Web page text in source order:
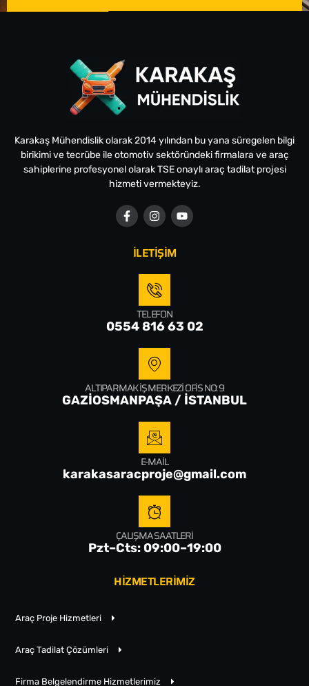
Karakaş Mühendislik olarak 2014 yılından bu yana süregelen bilgi
birikimi ve tecrübe ile otomotiv sektöründeki firmalara ve araç
sahiplerine profesyonel olarak TSE onaylı araç tadilat projesi
hizmeti vermekteyiz.
İLETİŞİM
TELEFON
0554 816 63 02
ALTIPARMAK İŞ MERKEZI OFIS NO: 9
GAZİOSMANPAŞA / İSTANBUL
E-MAIL
karakasaracproje@gmail.com
ÇALIŞMA SAATLERI
Pzt–Cts: 09:00–19:00
HİZMETLERİMİZ
Araç Proje Hizmetleri
Araç Tadilat Çözümleri
Firma Belgelendirme Hizmetlerimiz